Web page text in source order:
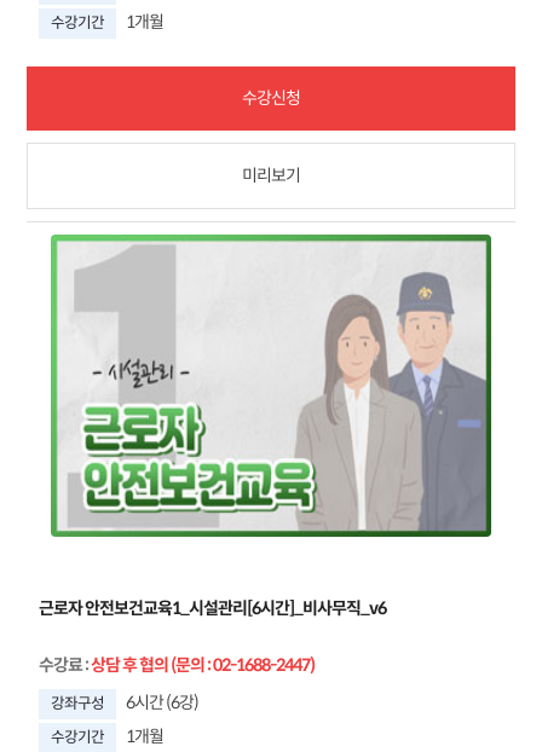
수강기간 1개월
수강신청
미리보기
근로자 안전보건교육1_시설관리[6시간]_비사무직_v6
수강료:상담 후 협의 (문의 : 02-1688-2447)
강좌구성 6시간 (6강)
수강기간 1개월